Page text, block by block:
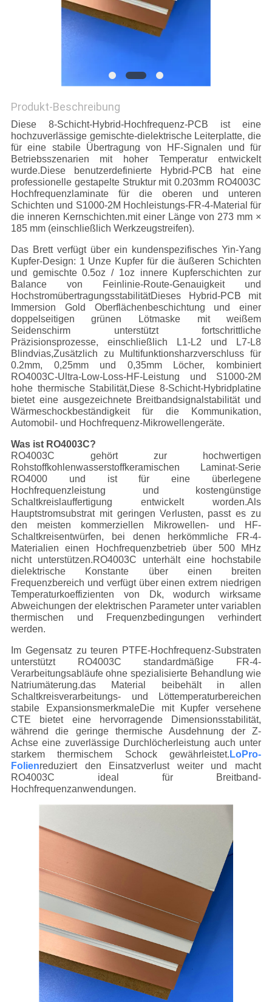
Produkt-Beschreibung
Diese 8-Schicht-Hybrid-Hochfrequenz-PCB ist eine
hochzuverlässige gemischte-dielektrische Leiterplatte, die
für eine stabile Übertragung von HF-Signalen und für
Betriebsszenarien mit hoher Temperatur entwickelt
wurde.Diese benutzerdefinierte Hybrid-PCB hat eine
professionelle gestapelte Struktur mit 0.203mm RO4003C
Hochfrequenzlaminate für die oberen und unteren
Schichten und S1000-2M Hochleistungs-FR-4-Material für
die inneren Kernschichten.mit einer Länge von 273 mm ×
185 mm (einschließlich Werkzeugstreifen).
Das Brett verfügt über ein kundenspezifisches Yin-Yang
Kupfer-Design: 1 Unze Kupfer für die äußeren Schichten
und gemischte 0.5oz / 1oz innere Kupferschichten zur
Balance von Feinlinie-Route-Genauigkeit und
HochstromübertragungsstabilitätDieses Hybrid-PCB mit
Immersion Gold Oberflächenbeschichtung und einer
doppelseitigen grünen Lötmaske mit weißem
Seidenschirm unterstützt fortschrittliche
Präzisionsprozesse, einschließlich L1-L2 und L7-L8
Blindvias,Zusätzlich zu Multifunktionsharzverschluss für
0.2mm, 0,25mm und 0,35mm Löcher, kombiniert
RO4003C-Ultra-Low-Loss-HF-Leistung und S1000-2M
hohe thermische Stabilität,Diese 8-Schicht-Hybridplatine
bietet eine ausgezeichnete Breitbandsignalstabilität und
Wärmeschockbeständigkeit für die Kommunikation,
Automobil- und Hochfrequenz-Mikrowellengeräte.
Was ist RO4003C?
RO4003C gehört zur hochwertigen
Rohstoffkohlenwasserstoffkeramischen Laminat-Serie
RO4000 und ist für eine überlegene
Hochfrequenzleistung und kostengünstige
Schaltkreislauffertigung entwickelt worden.Als
Hauptstromsubstrat mit geringen Verlusten, passt es zu
den meisten kommerziellen Mikrowellen- und HF-
Schaltkreisentwürfen, bei denen herkömmliche FR-4-
Materialien einen Hochfrequenzbetrieb über 500 MHz
nicht unterstützen.RO4003C unterhält eine hochstabile
dielektrische Konstante über einen breiten
Frequenzbereich und verfügt über einen extrem niedrigen
Temperaturkoeffizienten von Dk, wodurch wirksame
Abweichungen der elektrischen Parameter unter variablen
thermischen und Frequenzbedingungen verhindert
werden.
Im Gegensatz zu teuren PTFE-Hochfrequenz-Substraten
unterstützt RO4003C standardmäßige FR-4-
Verarbeitungsabläufe ohne spezialisierte Behandlung wie
Natriumäterung.das Material beibehält in allen
Schaltkreisverarbeitungs- und Löttemperaturbereichen
stabile ExpansionsmerkmaleDie mit Kupfer versehene
CTE bietet eine hervorragende Dimensionsstabilität,
während die geringe thermische Ausdehnung der Z-
Achse eine zuverlässige Durchlöcherleistung auch unter
starkem thermischem Schock gewährleistet. LoPro-
Folienreduziert den Einsatzverlust weiter und macht
RO4003C ideal für Breitband-
Hochfrequenzanwendungen.